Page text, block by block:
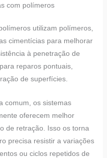
com polímeros
utilizam polímeros,
cimentícias para melhorar
à penetração de
reparos pontuais,
de superfícies.
comum, os sistemas
oferecem melhor
de retração. Isso os torna
precisa resistir a variações
ou ciclos repetidos de